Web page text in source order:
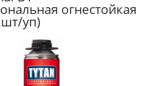
огнестойкая
уп)